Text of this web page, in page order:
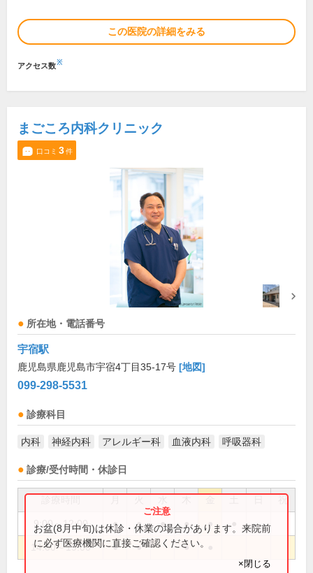
この医院の詳細をみる
アクセス数※
まごころ内科クリニック
口コミ 3件
所在地・電話番号
宇宿駅
鹿児島県鹿児島市宇宿4丁目35-17号 [地図]
099-298-5531
診療科目
内科 神経内科 アレルギー科 血液内科 呼吸器科
診療/受付時間・休診日
祝
9:00～12:00 ● ● ● ● ●
14:00～19:00 ● ● ●
お盆(8月中旬)は休診・休業の場合があります。来院前
に必ず医療機関に直接ご確認ください。
×閉じる